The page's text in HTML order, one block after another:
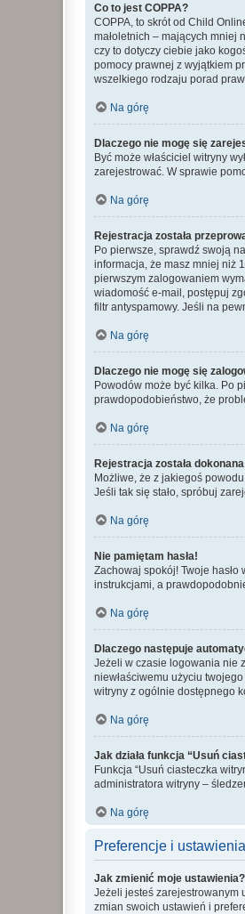
Co to jest COPPA?
COPPA, to skrót od Child
małoletnich – mających
czy to dotyczy ciebie jako
pomocy prawnej z wyjątkiem
wszelkiego rodzaju porad
Na górę
Dlaczego nie mogę się
Być może właściciel witryny
zarejestrować. W sprawie
Na górę
Rejestracja została
Po pierwsze, sprawdź swoją
informacja, że masz mniej niż
pierwszym zalogowaniem
wiadomość e-mail, postępuj
filtr antyspamowy. Jeśli na
Na górę
Dlaczego nie mogę się
Powodów może być kilka. Po
prawdopodobieństwo, że
Na górę
Rejestracja została
Możliwe, że z jakiegoś
Jeśli tak się stało, spróbuj
Na górę
Nie pamiętam hasła!
Zachowaj spokój! Twoje
instrukcjami, a
Na górę
Dlaczego następuje
Jeżeli w czasie logowania nie
niewłaściwemu użyciu
witryny z ogólnie dostępnego
Na górę
Jak działa funkcja “Usuń
Funkcja “Usuń ciasteczka
administratora witryny –
Na górę
Preferencje i
Jak zmienić moje ustawienia?
Jeżeli jesteś zarejestrowanym
zmian swoich ustawień i